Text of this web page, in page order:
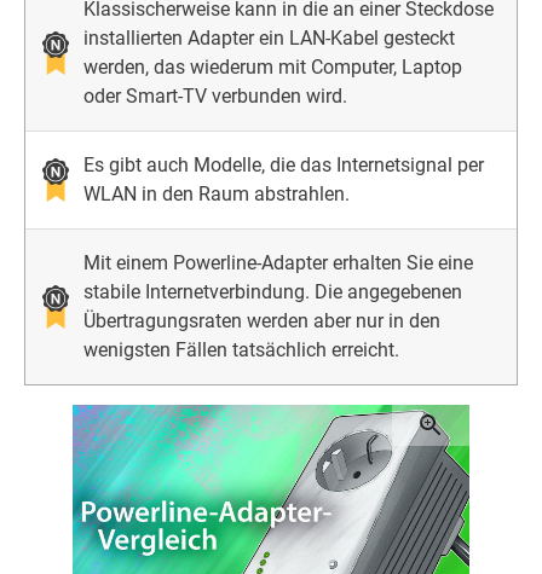
Klassischerweise kann in die an einer Steckdose
installierten Adapter ein LAN-Kabel gesteckt
werden, das wiederum mit Computer, Laptop
oder Smart-TV verbunden wird.
Es gibt auch Modelle, die das Internetsignal per
WLAN in den Raum abstrahlen.
Mit einem Powerline-Adapter erhalten Sie eine
stabile Internetverbindung. Die angegebenen
Übertragungsraten werden aber nur in den
wenigsten Fällen tatsächlich erreicht.